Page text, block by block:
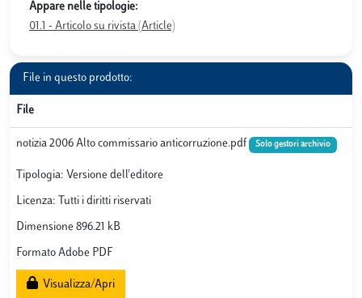
Appare nelle tipologie:
01.1 - Articolo su rivista (Article)
File in questo prodotto:
File
notizia 2006 Alto commissario anticorruzione.pdf Solo gestori archivio
Tipologia: Versione dell'editore
Licenza: Tutti i diritti riservati
Dimensione 896.21 kB
Formato Adobe PDF
Visualizza/Apri